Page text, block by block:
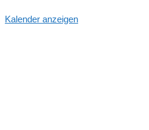
Kalender anzeigen